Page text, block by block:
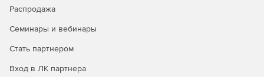
Распродажа
Семинары и вебинары
Стать партнером
Вход в ЛК партнера